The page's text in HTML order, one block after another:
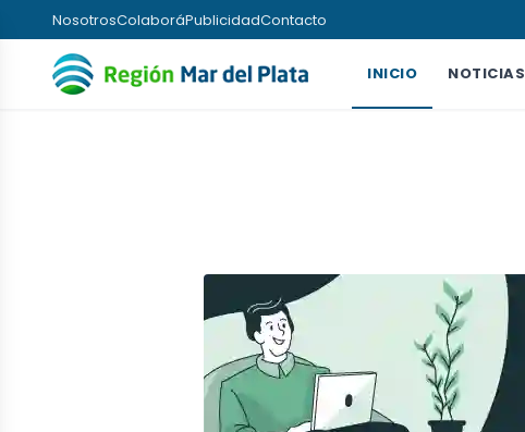
NosotrosColaboráPublicidadContacto
INICIO NOTICIAS